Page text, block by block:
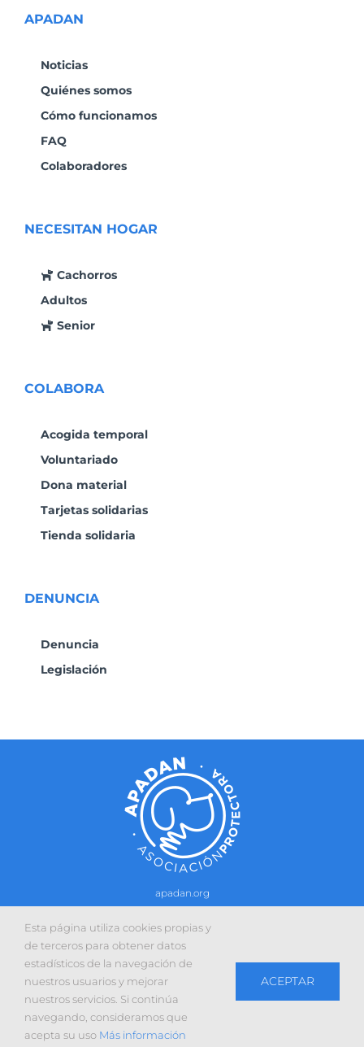
APADAN
Noticias
Quiénes somos
Cómo funcionamos
FAQ
Colaboradores
NECESITAN HOGAR
Cachorros
Adultos
Senior
COLABORA
Acogida temporal
Voluntariado
Dona material
Tarjetas solidarias
Tienda solidaria
DENUNCIA
Denuncia
Legislación
apadan.org
Contacto–Política de cookies-Política de privacidad
Sitio web desarrollado con la colaboración de:
Facebook
Esta página utiliza cookies propias y
de terceros para obtener datos
estadísticos de la navegación de
nuestros usuarios y mejorar
nuestros servicios. Si continúa
navegando, consideramos que
acepta su uso Más información
ACEPTAR